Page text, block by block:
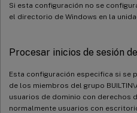
Si esta configuración no se
el directorio de Windows en la
Procesar inicios de sesión
Esta configuración especifica si se
de los miembros del grupo
usuarios de dominio con derechos
normalmente usuarios con